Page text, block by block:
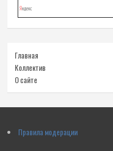
Главная
Коллектив
О сайте
Правила модерации